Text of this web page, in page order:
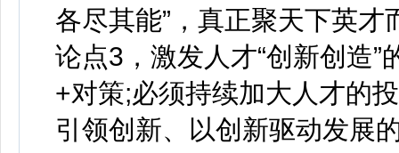
各尽其能”，真正聚天下英
论点3，激发人才“创新创造”
+对策;必须持续加大人才的
引领创新、以创新驱动发展